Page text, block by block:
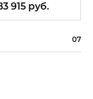
915 руб.
07